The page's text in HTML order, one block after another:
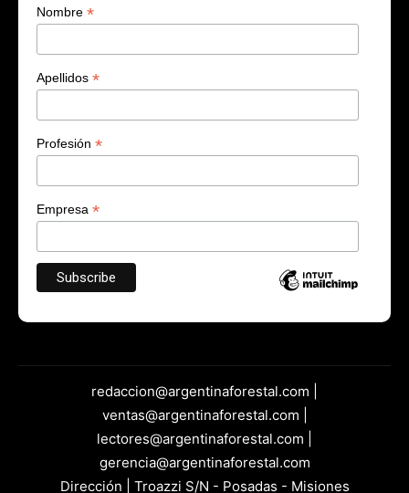
Nombre *
Apellidos *
Profesión *
Empresa *
redaccion@argentinaforestal.com |
ventas@argentinaforestal.com |
lectores@argentinaforestal.com |
gerencia@argentinaforestal.com
Dirección | Troazzi S/N - Posadas - Misiones